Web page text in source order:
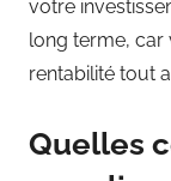
votre
long terme, car
rentabilité tout
Quelles